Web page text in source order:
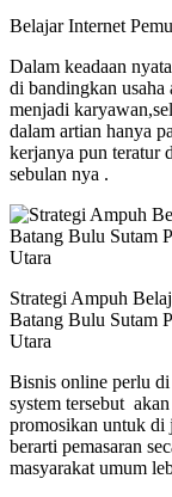
Belajar Internet
Dalam keadaan
di bandingkan
menjadi
dalam artian hanya
kerjanya pun teratur
sebulan nya .
Strategi Ampuh
Batang Bulu Sutam
Utara
Bisnis online perlu di
system tersebut
promosikan untuk di
berarti pemasaran
masyarakat umum